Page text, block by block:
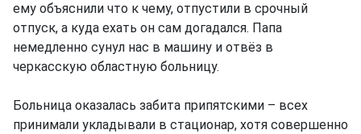
ему объяснили что к чему, отпустили в срочный
отпуск, а куда ехать он сам догадался. Папа
немедленно сунул нас в машину и отвёз в
черкасскую областную больницу.
Больница оказалась забита припятскими – всех
принимали укладывали в стационар, хотя совершенно